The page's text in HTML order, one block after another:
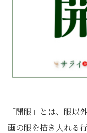
「開眼」とは、眼以
画の眼を描き入れる